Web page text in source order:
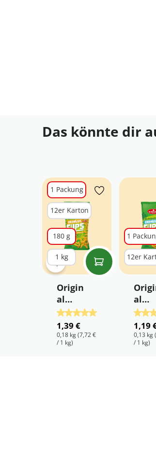
Das könnte dir
Produktgalerie überspringen
1 Packung
12er Karton
180 g
1 kg
Origin
al
WURZ
ENER
Erdnus
sflips
Durchschnittliche
1,39 €
0,18 kg(7,72 €
/ 1 kg)
1
12er
al
ENER
sflips
1,19
0,13 kg
/ 1 kg)